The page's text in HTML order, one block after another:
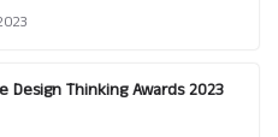
Design Thinking Awards 2023